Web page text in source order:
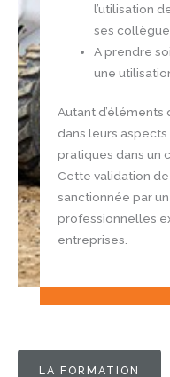
l’utilisation
ses
A prendre
une
Autant d’éléments
dans leurs
pratiques dans un
Cette validation
sanctionnée par
professionnelles
entreprises.
LA FORMATION